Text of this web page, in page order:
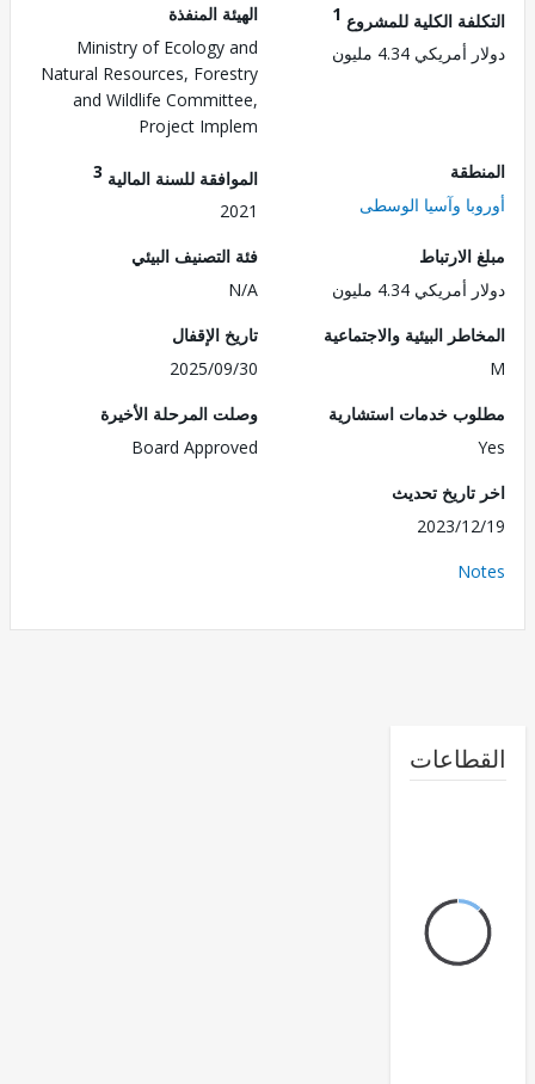
الكلية للمشروع1
4.34 مليون
الهيئة المنفذة
Ministry of Ecology and
Natural Resources, Forestry
and Wildlife Committee,
Project Implem
وآسيا الوسطى
الموافقة للسنة المالية3
4.34 مليون
فئة التصنيف البيئي
البيئية والاجتماعية
تاريخ الإقفال
2025/09/30
خدمات استشارية
وصلت المرحلة الأخيرة
Board Approved
تحديث
2023/